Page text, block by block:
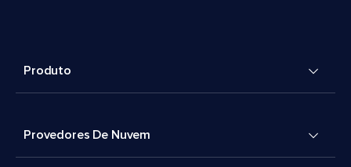
Produto
Provedores De Nuvem